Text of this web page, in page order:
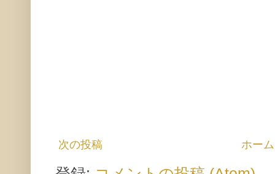
次の投稿 ホーム